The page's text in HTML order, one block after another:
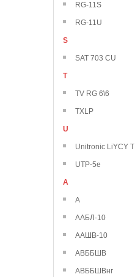
RG-11S
RG-11U
S
SAT 703 CU
T
TV RG 6\6
TXLP
U
Unitronic LiYCY
UTP-5e
А
А
ААБЛ-10
ААШВ-10
АВББШВ
АВББШВнг